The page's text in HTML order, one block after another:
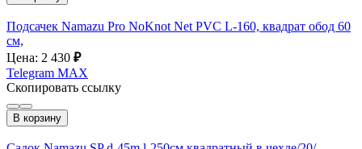
Подсачек Namazu Pro NoKnot Net PVC L-160, квадрат обод 60
см,
Цена: 2 430 ₽
Telegram MAX
Скопировать ссылку
В корзину